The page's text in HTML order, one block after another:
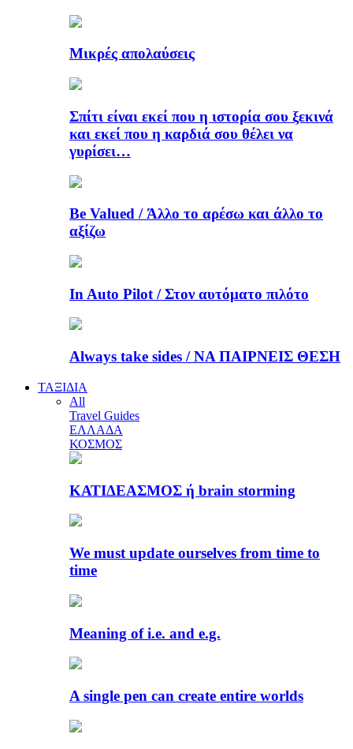
Μικρές απολαύσεις
Σπίτι είναι εκεί που η ιστορία σου ξεκινά
και εκεί που η καρδιά σου θέλει να
γυρίσει…
Be Valued / Άλλο το αρέσω και άλλο το
αξίζω
In Auto Pilot / Στον αυτόματο πιλότο
Always take sides / ΝΑ ΠΑΙΡΝΕΙΣ ΘΕΣΗ
ΤΑΞΙΔΙΑ
All
Travel Guides
ΕΛΛΑΔΑ
ΚΟΣΜΟΣ
ΚΑΤΙΔΕΑΣΜΟΣ ή brain storming
We must update ourselves from time to
time
Meaning of i.e. and e.g.
A single pen can create entire worlds